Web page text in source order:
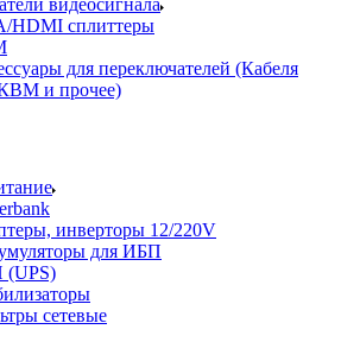
видеосигнала
HDMI сплиттеры
для переключателей (Кабеля
и прочее)
инверторы 12/220V
для ИБП
сетевые